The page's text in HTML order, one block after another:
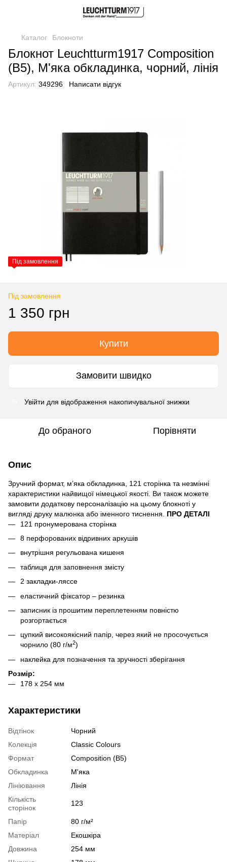
Каталог Блокноти
Блокнот Leuchtturm1917 Composition
(B5), М'яка обкладинка, чорний, лінія
Артикул: 349296 Написати відгук
Під замовлення
Під замовлення
1 350 грн
Купити
Замовити швидко
Увійти для відображення накопичувальної знижки
До обраного Порівняти
Опис
Зручний формат, м’яка обкладинка, 121 сторінка та незмінні
характеристики найвищої німецької якості. Ви також можете
замовити додаткову персоналізацію на цьому блокноті у
вигляді друку малюнка або іменного тиснення. ПРО ДЕТАЛІ
121 пронумерована сторінка
8 перфорованих відривних аркушів
внутрішня регульована кишеня
таблиця для заповнення змісту
2 закладки-ляссе
еластичний фіксатор – резинка
записник із прошитим переплетенням повністю
розгортається
цупкий високоякісний папір, через який не просочується
чорнило (80 г/м2)
наклейка для позначення та зручності зберігання
Розмір:
178 х 254 мм
Характеристики
Відтінок
Чорний
Колекція
Classic Colours
Формат
Composition (B5)
Обкладинка
М'яка
Лініювання
Лінія
Кількість
сторінок
123
Папір
80 г/м²
Матеріал
Екошкіра
Довжина
254 мм